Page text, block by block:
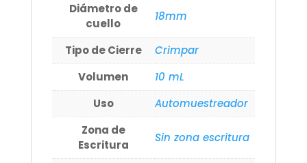
Diámetro de
cuello
18mm
Tipo de Cierre
Crimpar
Volumen
10 mL
Uso
Automuestreador
Zona de
Escritura
Sin zona escritura